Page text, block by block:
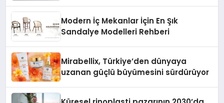
Modern İç Mekanlar İçin En Şık
Sandalye Modelleri Rehberi
Mirabellix, Türkiye’den dünyaya
uzanan güçlü büyümesini sürdürüyor